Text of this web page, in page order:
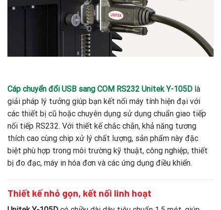
Cáp chuyển đổi USB sang COM RS232 Unitek Y-105D là
giải pháp lý tưởng giúp bạn kết nối máy tính hiện đại với
các thiết bị cũ hoặc chuyên dụng sử dụng chuẩn giao tiếp
nối tiếp RS232. Với thiết kế chắc chắn, khả năng tương
thích cao cùng chip xử lý chất lượng, sản phẩm này đặc
biệt phù hợp trong môi trường kỹ thuật, công nghiệp, thiết
bị đo đạc, máy in hóa đơn và các ứng dụng điều khiển.
Thiết kế nhỏ gọn, kết nối linh hoạt